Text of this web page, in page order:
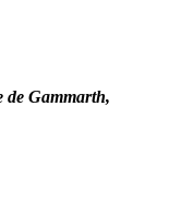
de Gammarth,